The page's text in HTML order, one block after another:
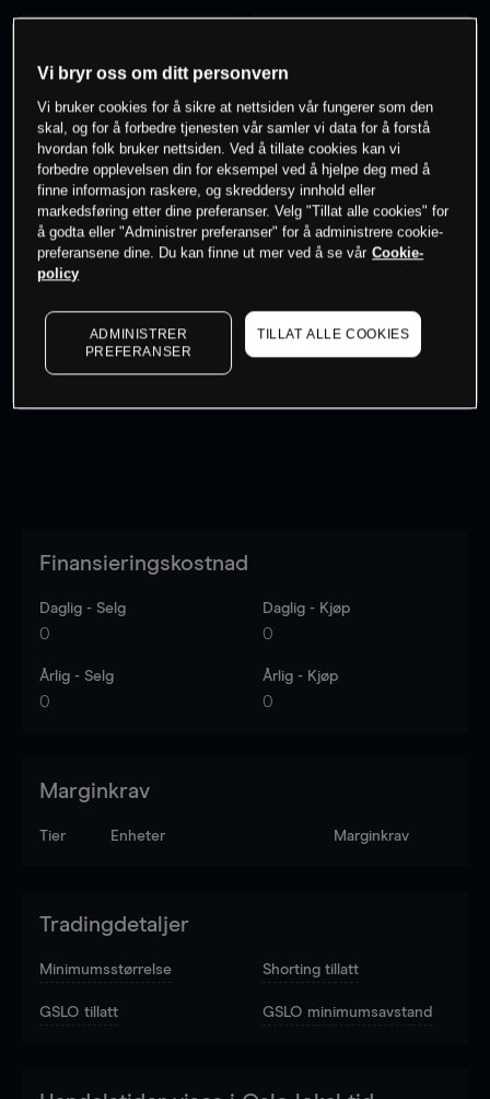
-
0% av kunder erpå dette instrumentet
Søk om konto
Log in
Finansieringskostnad
Daglig - Selg
0
Daglig - Kjøp
0
Årlig - Selg
0
Årlig - Kjøp
0
Marginkrav
Tier Enheter Marginkrav
Tradingdetaljer
Minimumsstørrelse Shorting tillatt
GSLO tillatt GSLO minimumsavstand
Vi bryr oss om ditt personvern
Vi bruker cookies for å sikre at nettsiden vår fungerer som den
skal, og for å forbedre tjenesten vår samler vi data for å forstå
hvordan folk bruker nettsiden. Ved å tillate cookies kan vi
forbedre opplevelsen din for eksempel ved å hjelpe deg med å
finne informasjon raskere, og skreddersy innhold eller
markedsføring etter dine preferanser. Velg "Tillat alle cookies" for
å godta eller "Administrer preferanser" for å administrere cookie-
preferansene dine. Du kan finne ut mer ved å se vår Cookie-
policy
ADMINISTRER
PREFERANSER
TILLAT ALLE COOKIES